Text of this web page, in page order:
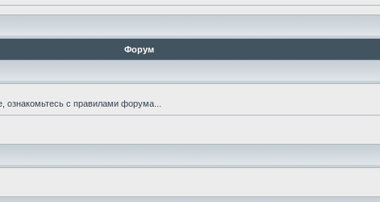
Форум
с правилами форума...